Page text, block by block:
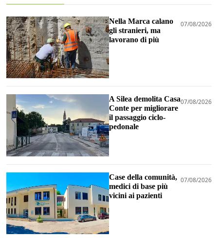
Nella Marca calano
gli stranieri, ma
lavorano di più
07/08/2026
A Silea demolita Casa
Conte per migliorare
il passaggio ciclo-
pedonale
07/08/2026
Case della comunità,
medici di base più
vicini ai pazienti
07/08/2026